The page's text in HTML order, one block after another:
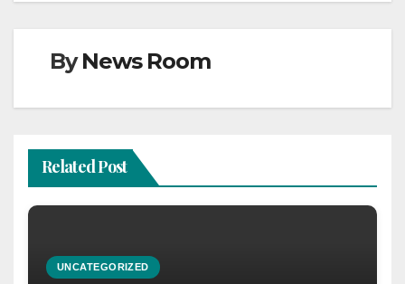
ByNews Room
Related Post
UNCATEGORIZED